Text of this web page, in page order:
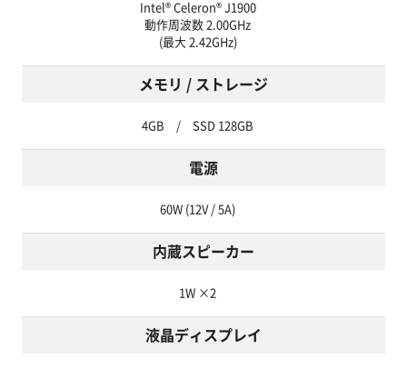
Intel® Celeron® J1900
動作周波数 2.00GHz
(最大 2.42GHz)
メモリ / ストレージ
4GB / SSD 128GB
電源
60W (12V / 5A)
内蔵スピーカー
1W ×2
液晶ディスプレイ